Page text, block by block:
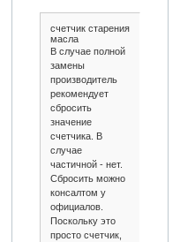
счетчик старения
масла
В случае полной
замены
производитель
рекомендует
сбросить
значение
счетчика. В
случае
частичной - нет.
Сбросить можно
консалтом у
официалов.
Поскольку это
просто счетчик,